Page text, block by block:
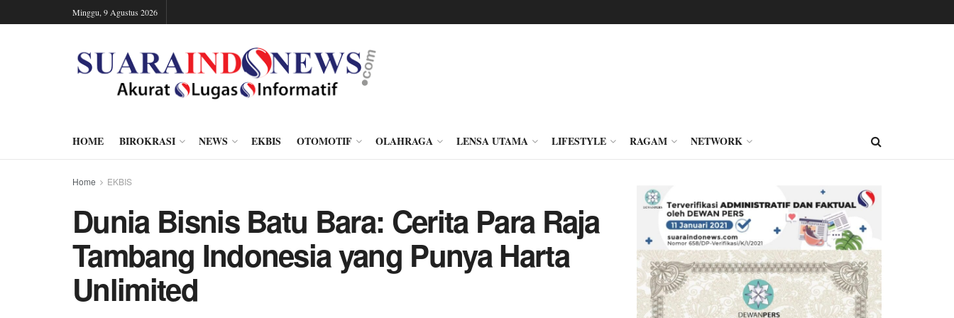
Minggu, 9 Agustus 2026
HOME BIROKRASI NEWS EKBIS OTOMOTIF OLAHRAGA LENSA UTAMA LIFESTYLE RAGAM NETWORK
Home EKBIS
Dunia Bisnis Batu Bara: Cerita Para Raja
Tambang Indonesia yang Punya Harta
Unlimited